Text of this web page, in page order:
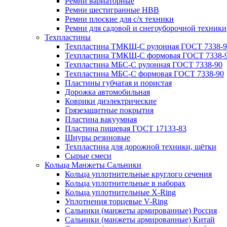
Ремни шестигранные HBB
Ремни плоские для с/х техники
Ремни для садовой и снегоуборочной техники
Техпластины
Техпластина ТМКЩ-С рулонная ГОСТ 7338-
Техпластина ТМКЩ-С формовая ГОСТ 7338-
Техпластина МБС-С рулонная ГОСТ 7338-90
Техпластина МБС-С формовая ГОСТ 7338-90
Пластины губчатая и пористая
Дорожка автомобильная
Коврики диэлектрические
Грязезащитные покрытия
Пластина вакуумная
Пластина пищевая ГОСТ 17133-83
Шнуры резиновые
Техпластина для дорожной техники, щётки
Сырые смеси
Кольца Манжеты Сальники
Кольца уплотнительные круглого сечения
Кольца уплотнительные в наборах
Кольца уплотнительные Х-Ring
Уплотнения торцевые V-Ring
Сальники (манжеты армированные) Россия
Сальники (манжеты армированные) Китай